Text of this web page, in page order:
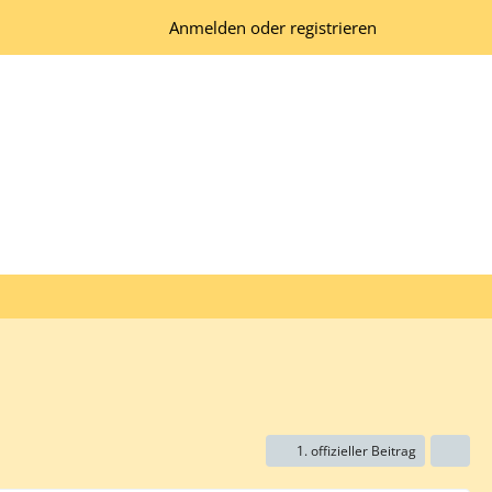
Anmelden oder registrieren
1. offizieller Beitrag